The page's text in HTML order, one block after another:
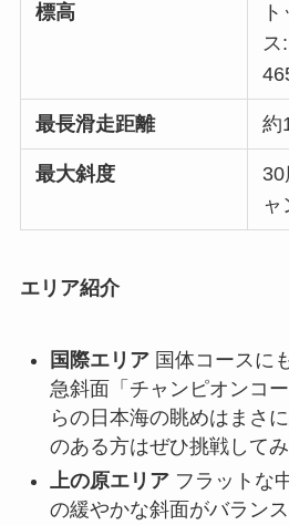
標高
ス
最長滑走距離 約
最大斜度
ャ
エリア紹介
国際エリア国体コースに
急斜面「チャンピオンコ
らの日本海の眺めはまさ
のある方はぜひ挑戦してみ
上の原エリアフラットな
の緩やかな斜面がバラン